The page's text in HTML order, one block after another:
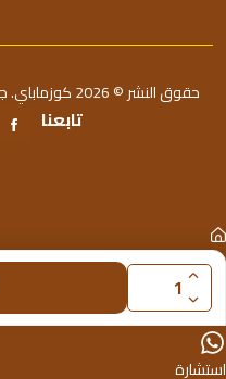
حقوق النشر © 2026 كوزماباي. جميع الحقوق محفوظة
تابعنا
الرئيسية
متجر
استشارة